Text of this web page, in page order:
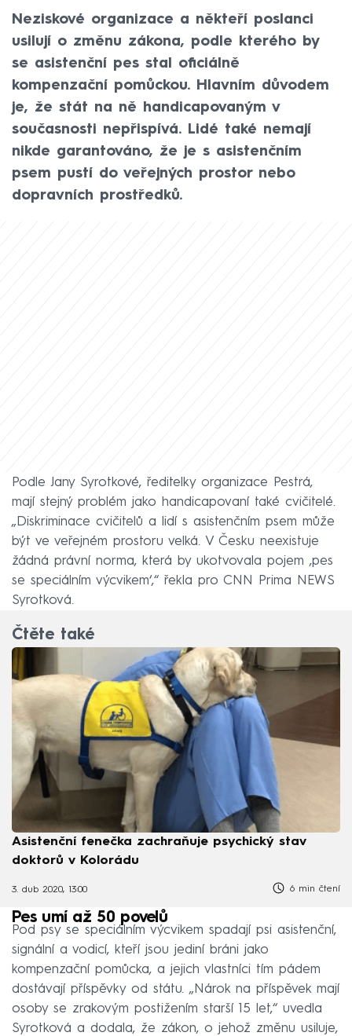
Neziskové organizace a někteří poslanci
usilují o změnu zákona, podle kterého by
se asistenční pes stal oficiálně
kompenzační pomůckou. Hlavním důvodem
je, že stát na ně handicapovaným v
současnosti nepřispívá. Lidé také nemají
nikde garantováno, že je s asistenčním
psem pustí do veřejných prostor nebo
dopravních prostředků.
Podle Jany Syrotkové, ředitelky organizace Pestrá,
mají stejný problém jako handicapovaní také cvičitelé.
„Diskriminace cvičitelů a lidí s asistenčním psem může
být ve veřejném prostoru velká. V Česku neexistuje
žádná právní norma, která by ukotvovala pojem ‚pes
se speciálním výcvikem‘,“ řekla pro CNN Prima NEWS
Syrotková.
Čtěte také
Asistenční fenečka zachraňuje psychický stav
doktorů v Kolorádu
3. dub 2020, 13:00 6 min čtení
Pes umí až 50 povelů
Pod psy se speciálním výcvikem spadají psi asistenční,
signální a vodicí, kteří jsou jediní bráni jako
kompenzační pomůcka, a jejich vlastníci tím pádem
dostávají příspěvky od státu. „Nárok na příspěvek mají
osoby se zrakovým postižením starší 15 let,“ uvedla
Syrotková a dodala, že zákon, o jehož změnu usiluje,